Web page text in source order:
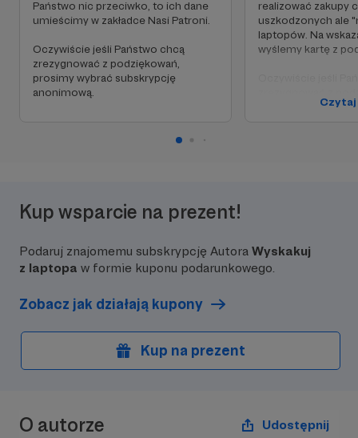
Państwo nic przeciwko, to ich dane
umieścimy w zakładce Nasi Patroni.
Oczywiście jeśli Państwo chcą
zrezygnować z podziękowań,
prosimy wybrać subskrypcję
anonimową.
realizować zakupy
uszkodzonych ale
laptopów. Na
wyślemy kartę z
prosimy wybrać
Kup wsparcie na prezent!
Podaruj znajomemu subskrypcję Autora Wyskakuj
z laptopa w formie kuponu podarunkowego.
Zobacz jak działają kupony
Kup na prezent
O autorze Udostępnij